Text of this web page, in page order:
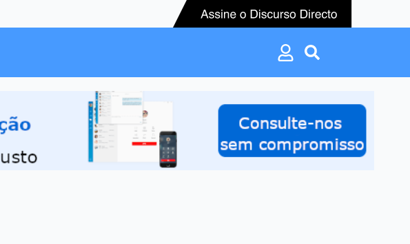
Search
Search
for: